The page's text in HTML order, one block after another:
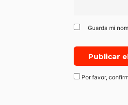
Guarda mi
Por favor,